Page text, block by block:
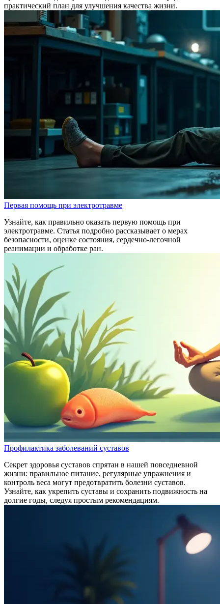
практический план для улучшения качества жизни.
Первая помощь при электротравме
Узнайте, как правильно оказать первую помощь при
электротравме. Статья подробно рассказывает о мерах
безопасности, оценке состояния, сердечно-легочной
реанимации и обработке ран.
Профилактика заболеваний суставов
Секрет здоровья суставов спрятан в нашей повседневной
жизни: правильное питание, регулярные упражнения и
контроль веса могут предотвратить болезни суставов.
Узнайте, как укрепить суставы и сохранить подвижность на
долгие годы, следуя простым рекомендациям.